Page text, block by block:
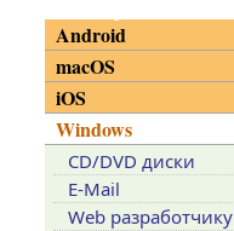
Android
macOS
iOS
Windows
CD/DVD диски
E-Mail
Web разработчику